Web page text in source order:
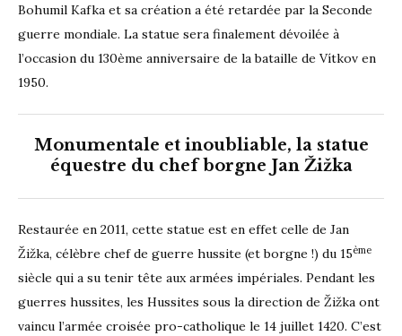
Bohumil Kafka et sa création a été retardée par la Seconde
guerre mondiale. La statue sera finalement dévoilée à
l’occasion du 130ème anniversaire de la bataille de Vítkov en
1950.
Monumentale et inoubliable, la statue
équestre du chef borgne Jan Žižka
Restaurée en 2011, cette statue est en effet celle de Jan
Žižka, célèbre chef de guerre hussite (et borgne !) du 15ème
siècle qui a su tenir tête aux armées impériales. Pendant les
guerres hussites, les Hussites sous la direction de Žižka ont
vaincu l’armée croisée pro-catholique le 14 juillet 1420. C’est